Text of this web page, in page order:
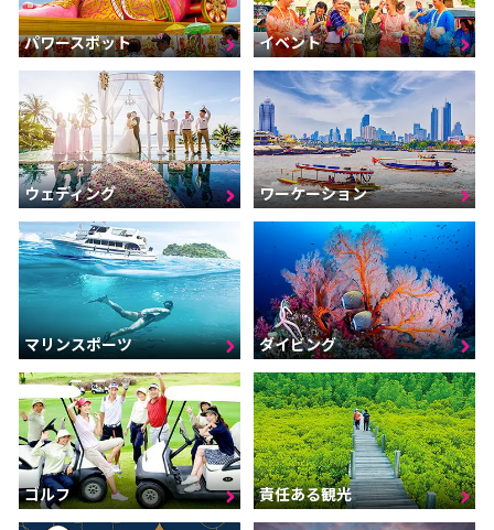
パワースポット イベント
ウェディング ワーケーション
マリンスポーツ ダイビング
ゴルフ 責任ある観光